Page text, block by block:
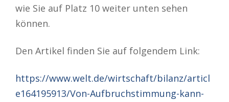
wie Sie auf Platz 10 weiter unten sehen
können.
Den Artikel finden Sie auf folgendem Link:
https://www.welt.de/wirtschaft/bilanz/articl
e164195913/Von-Aufbruchstimmung-kann-